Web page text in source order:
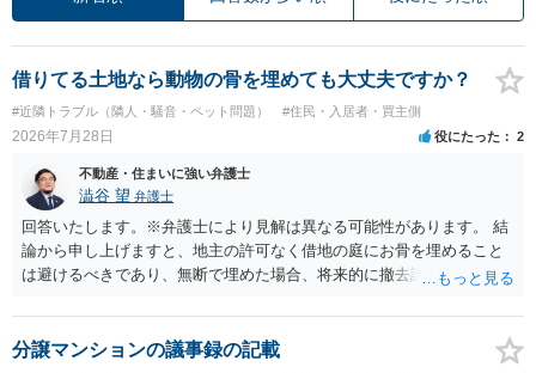
借りてる土地なら動物の骨を埋めても大丈夫ですか？
#近隣トラブル（隣人・騒音・ペット問題） #住民・入居者・買主側
2026年7月28日 役にたった 2
不動産・住まいに強い弁護士
澁谷 望 弁護士
回答いたします。※弁護士により見解は異なる可能性があります。 結
論から申し上げますと、地主の許可なく借地の庭にお骨を埋めること
は避けるべきであり、無断で埋めた場合、将来的に撤去請求や退去時
上、自分のペットの遺骨を埋める行為自体は墓地埋葬法違反や不法投
棄には該当しないため、犯罪になるわけではありません。しかし、建
物の所有者は質問者様であっても、土地の所有権はあくまで地主にあ
分譲マンションの議事録の記載